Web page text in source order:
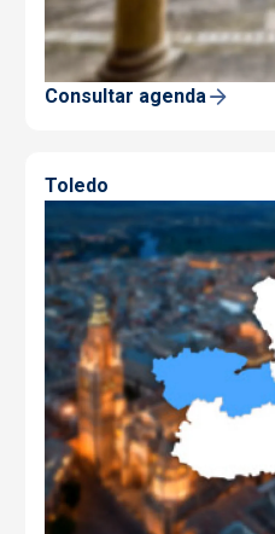
Consultar agenda
Toledo